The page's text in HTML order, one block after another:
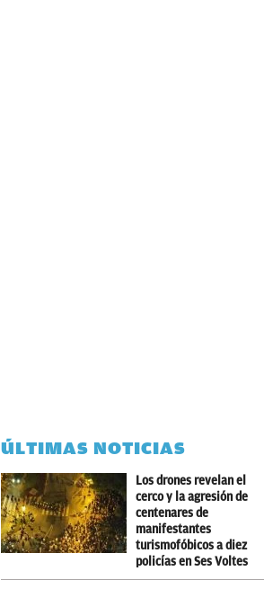
ÚLTIMAS NOTICIAS
Los drones revelan el
cerco y la agresión de
centenares de
manifestantes
turismofóbicos a diez
policías en Ses Voltes